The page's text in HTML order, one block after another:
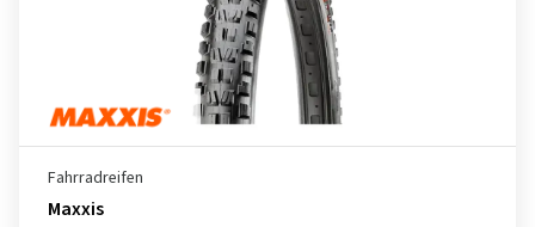
Fahrradreifen
Maxxis